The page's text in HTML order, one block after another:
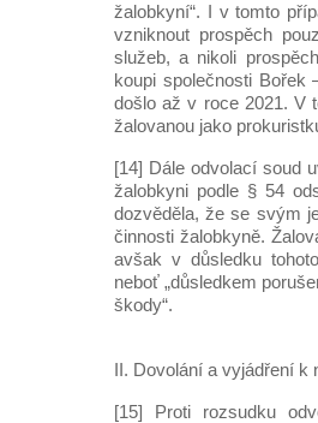
žalobkyní“. I v tomto
vzniknout prospěch
služeb, a nikoli
koupi společnosti Bořek
došlo až v roce 2021. V
žalovanou jako
[14] Dále odvolací soud
žalobkyni podle § 54
dozvěděla, že se svým
činnosti žalobkyně.
avšak v důsledku
neboť „důsledkem
škody“.
II. Dovolání a vyjádření k
[15] Proti rozsudku